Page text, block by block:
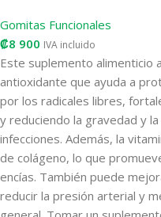
Gomitas Funcionales
₡8 900 IVA incluido
Este suplemento alimenticio
antioxidante que ayuda a
por los radicales libres,
y reduciendo la gravedad y
infecciones. Además, la
de colágeno, lo que
encías. También puede
reducir la presión arterial y